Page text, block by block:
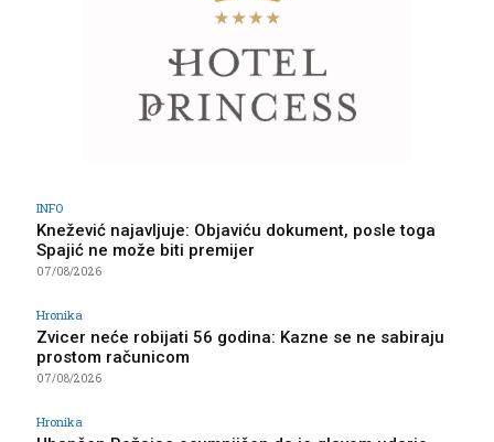
INFO
Knežević najavljuje: Objaviću dokument, posle toga
Spajić ne može biti premijer
07/08/2026
Hronika
Zvicer neće robijati 56 godina: Kazne se ne sabiraju
prostom računicom
07/08/2026
Hronika